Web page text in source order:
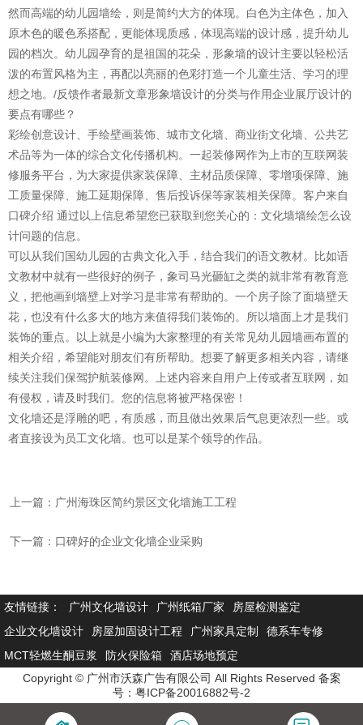
然而高端的幼儿园墙绘，则是简约大方的体现。白色为主体色，加入
原木色的暖色系搭配，更能体现质感，体现高端的设计感，提升幼儿
园的档次。幼儿园孕育的是祖国的花朵，形象墙的设计主要以轻松活
泼的布置风格为主，再配以亮丽的色彩打造一个儿童生活、学习的理
想之地。/反馈作者最新文章形象墙设计的分类与作用企业展厅设计的
要点有哪些？
彩绘创意设计、手绘壁画装饰、城市文化墙、商业街文化墙、公共艺
术品等为一体的综合文化传播机构。一起装修网作为上市的互联网装
修服务平台，为大家提供家装保障、主材品质保障、零增项保障、施
工质量保障、施工延期保障、售后投诉保等家装相关保障。客户来自
口碑介绍 通过以上信息希望您已获取到您关心的：文化墙墙绘怎么设
计问题的信息。
可以从我们国幼儿园的古典文化入手，结合我们的语文教材。比如语
文教材中就有一些很好的例子，象司马光砸缸之类的就非常有教育意
义，把他画到墙壁上对学习是非常有帮助的。一个房子除了面墙壁天
花，也没有什么多大的地方来值得我们装饰的。所以墙面上才是我们
装饰的重点。以上就是小编为大家整理的有关常见幼儿园墙画布置的
相关介绍，希望能对朋友们有所帮助。想要了解更多相关内容，请继
续关注我们保驾护航装修网。上述内容来自用户上传或者互联网，如
有侵权，请及时我们。您的信息将被严格保密！
文化墙还是浮雕的吧，有质感，而且做出效果后气息更浓烈一些。或
者直接设为员工文化墙。也可以是某个领导的作品。
上一篇：广州海珠区简约景区文化墙施工工程
下一篇：口碑好的企业文化墙企业采购
友情链接： 广州文化墙设计 广州纸箱厂家
房屋检测鉴定
企业文化墙设计
房屋加固设计工程 广州家具定制
德系车专修
MCT轻燃生酮豆浆
防火保险箱
酒店场地预定
Copyright © 广州市沃森广告有限公司 All Rights Reserved 备案
号： 粤ICP备20016882号-2